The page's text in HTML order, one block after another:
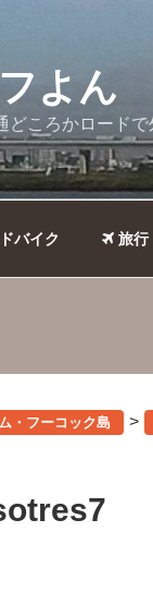
よん
どころかロードで
バイク 旅行
・フーコック島 >